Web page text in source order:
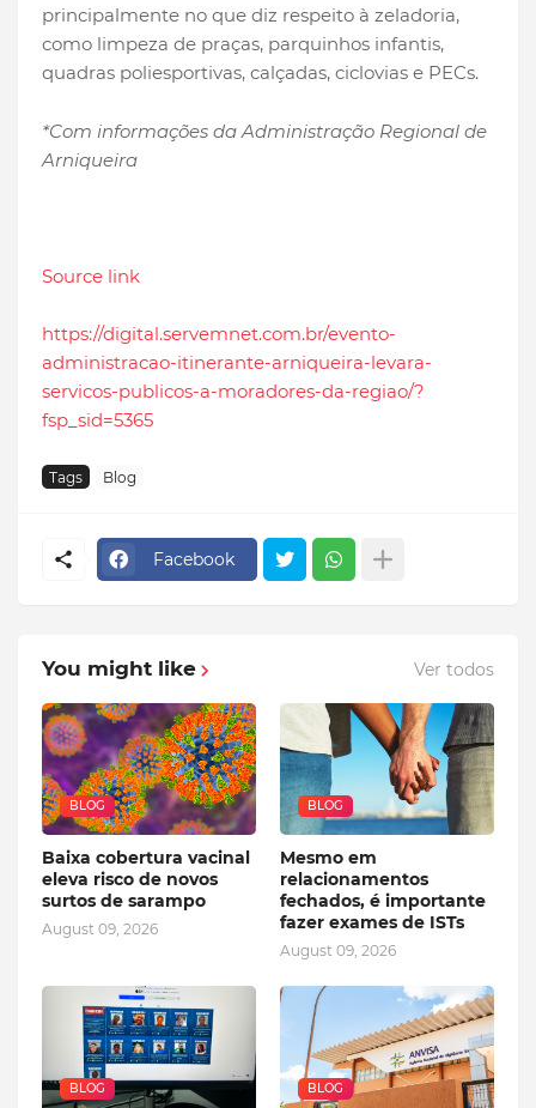
principalmente no que diz respeito à zeladoria,
como limpeza de praças, parquinhos infantis,
quadras poliesportivas, calçadas, ciclovias e PECs.
*Com informações da Administração Regional de
Arniqueira
Source link
https://digital.servemnet.com.br/evento-
administracao-itinerante-arniqueira-levara-
servicos-publicos-a-moradores-da-regiao/?
fsp_sid=5365
Tags Blog
Facebook
You might like Ver todos
BLOG
Baixa cobertura vacinal
eleva risco de novos
surtos de sarampo
August 09, 2026
BLOG
Mesmo em
relacionamentos
fechados, é importante
fazer exames de ISTs
August 09, 2026
BLOG BLOG